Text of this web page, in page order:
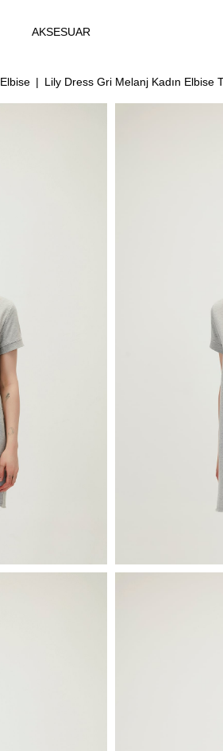
AKSESUAR
Elbise Lily Dress Gri Melanj Kadın Elbise